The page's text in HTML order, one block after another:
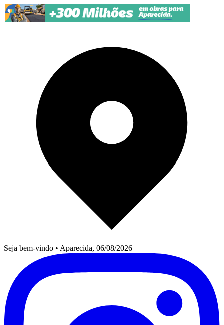
Pular para o conteúdo
Seja bem-vindo • Aparecida, 06/08/2026